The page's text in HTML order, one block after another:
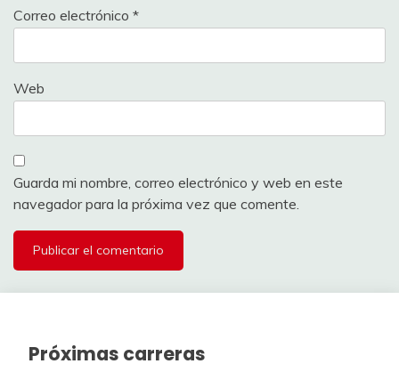
Correo electrónico *
Web
Guarda mi nombre, correo electrónico y web en este
navegador para la próxima vez que comente.
Próximas carreras